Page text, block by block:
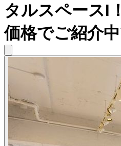
タルスペース
価格でご紹介